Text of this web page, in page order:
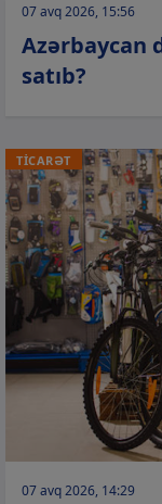
07 avq 2026, 15:56
Azərbaycan
satıb?
TİCARƏT
07 avq 2026, 14:29